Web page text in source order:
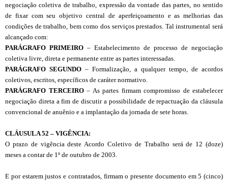
negociação coletiva de trabalho, expressão da vontade das partes, no sentido
de fixar com seu objetivo central de aperfeiçoamento e as melhorias das
condições de trabalho, bem como dos serviços prestados. Tal instrumental será
alcançado com:
PARÁGRAFO PRIMEIRO – Estabelecimento de processo de negociação
coletiva livre, direta e permanente entre as partes interessadas.
PARÁGRAFO SEGUNDO – Formalização, a qualquer tempo, de acordos
coletivos, escritos, específicos de caráter normativo.
PARÁGRAFO TERCEIRO – As partes firmam compromisso de estabelecer
negociação direta a fim de discutir a possibilidade de repactuação da cláusula
convencional de anuênio e a implantação da jornada de sete horas.
CLÁUSULA 52 – VIGÊNCIA:
O prazo de vigência deste Acordo Coletivo de Trabalho será de 12 (doze)
meses a contar de 1º de outubro de 2003.
E por estarem justos e contratados, firmam o presente documento em 5 (cinco)